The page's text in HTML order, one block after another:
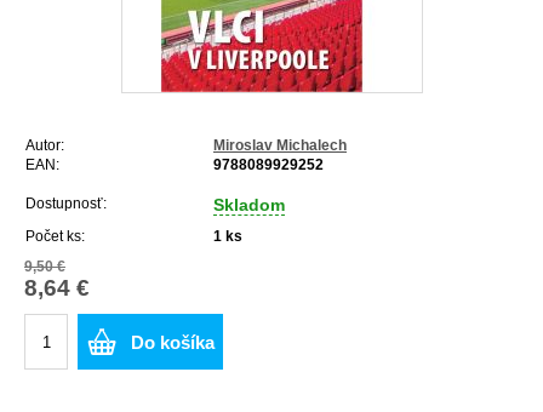
Autor:
Miroslav Michalech
EAN:
9788089929252
Dostupnosť: Skladom
Počet ks: 1 ks
9,50 €
8,64 €
Do košíka